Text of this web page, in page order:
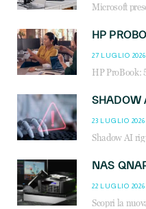
27 LUGLIO 2026
23 LUGLIO 2026
22 LUGLIO 2026